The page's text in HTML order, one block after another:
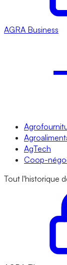
AGRA Business
AgTech
Coop-
Tout l'historique